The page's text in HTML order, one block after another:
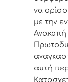
να
με την
Ανακοπή
αυτή